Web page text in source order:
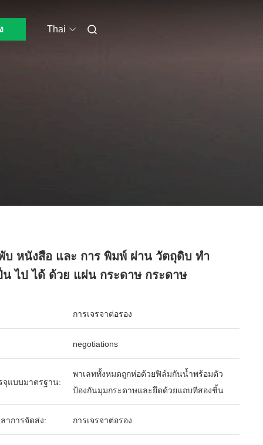
Thai
บ หนังสือ และ การ พิมพ์ ผ่าน วัตถุดิบ ทํา
น ไป ได้ ด้วย แผ่น กระดาษ กระดาษ
การเจรจาต่อรอง
negotiations
จุแบบมาตรฐาน:
พาเลททั้งหมดถูกห่อด้วยฟิล์มกันน้ำพร้อมตัว
ป้องกันมุมกระดาษและยึดด้วยแถบทีสองชิ้น
ลาการจัดส่ง: การเจรจาต่อรอง